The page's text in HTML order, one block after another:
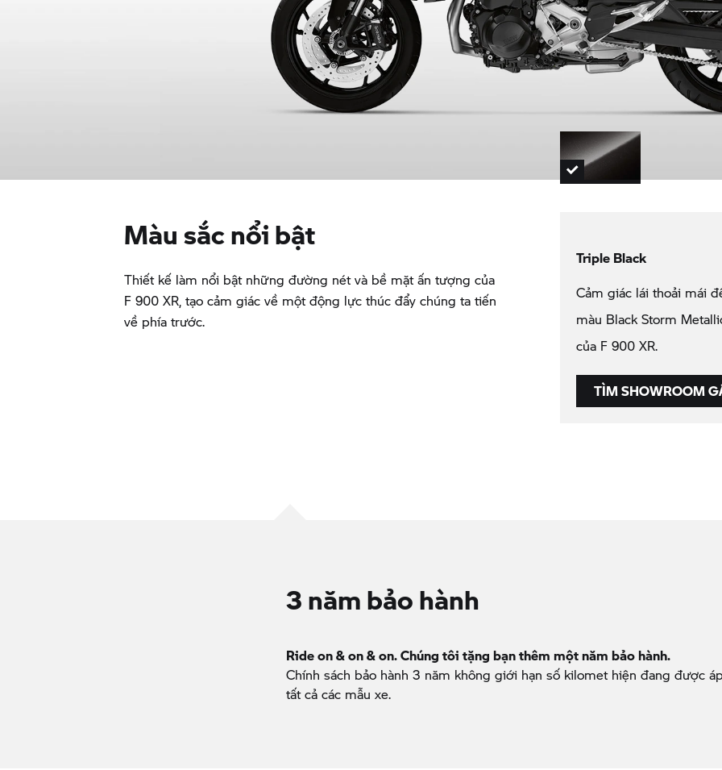
Màu sắc nổi bật
Thiết kế làm nổi bật những đường nét và bề mặt ấn tượng của
F 900 XR, tạo cảm giác về một động lực thúc đẩy chúng ta tiến
về phía trước.
Triple Black
Cảm giác lái thoải mái
màu Black Storm
của F 900 XR.
TÌM SHOWROOM
3 năm bảo hành
Ride on & on & on. Chúng tôi tặng bạn thêm một năm bảo hành.
Chính sách bảo hành 3 năm không giới hạn số kilomet hiện đang được
tất cả các mẫu xe.